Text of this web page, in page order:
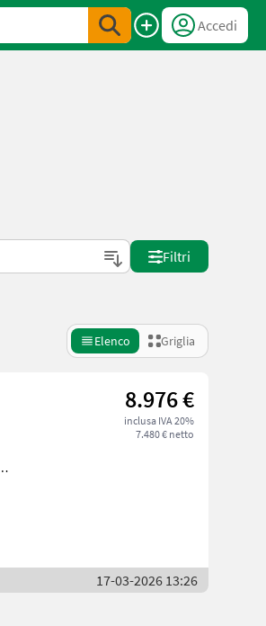
Accedi
Filtri
Elenco Griglia
8.976 €
inclusa IVA 20%
7.480 € netto
17-03-2026 13:26